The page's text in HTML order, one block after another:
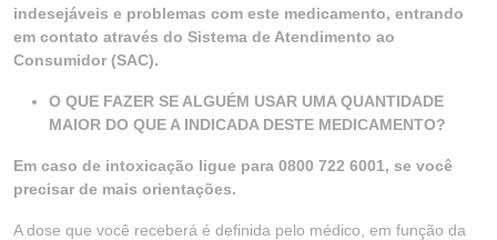
indesejáveis e problemas com este medicamento, entrando
em contato através do Sistema de Atendimento ao
Consumidor (SAC).
O QUE FAZER SE ALGUÉM USAR UMA QUANTIDADE
MAIOR DO QUE A INDICADA DESTE MEDICAMENTO?
Em caso de intoxicação ligue para 0800 722 6001, se você
precisar de mais orientações.
A dose que você receberá é definida pelo médico, em função da